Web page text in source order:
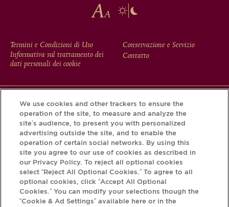
FOOTER
MENU
Termini e Condizioni di Uso
Informativa sul trattamento dei
dati personali dei cookie
Conservazione e Servizio
Contatto
Scarichi l'app Krug e scopra la storia che si nasconde dietro
la sua bottiglia tramite il Krug iD.
We use cookies and other trackers to ensure the
operation of the site, to measure and analyze the
site’s audience, to present you with personalized
advertising outside the site, and to enable the
operation of certain social networks. By using this
site you agree to our use of cookies as described in
our Privacy Policy. To reject all optional cookies
select “Reject All Optional Cookies.” To agree to all
optional cookies, click “Accept All Optional
Cookies.” You can modify your selections though the
“Cookie & Ad Settings” available here or in the